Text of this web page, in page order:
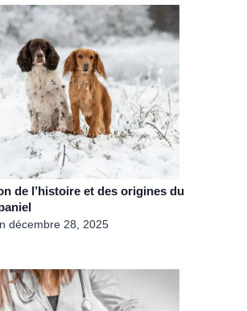
de l’histoire et des origines du
décembre 28, 2025